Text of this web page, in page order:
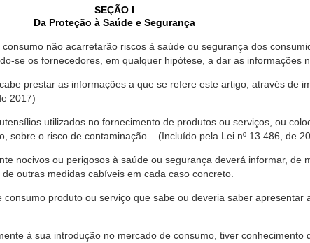
SEÇÃO I
Da Proteção à Saúde e Segurança
não acarretarão riscos à saúde ou segurança dos
se os fornecedores, em qualquer hipótese, a dar as informações
prestar as informações a que se refere este artigo, através de
2017)
utilizados no fornecimento de produtos ou serviços, ou
sobre o risco de contaminação. (Incluído pela Lei nº 13.486, de
nocivos ou perigosos à saúde ou segurança deverá informar, de
outras medidas cabíveis em cada caso concreto.
produto ou serviço que sabe ou deveria saber apresentar
à sua introdução no mercado de consumo, tiver conhecimento